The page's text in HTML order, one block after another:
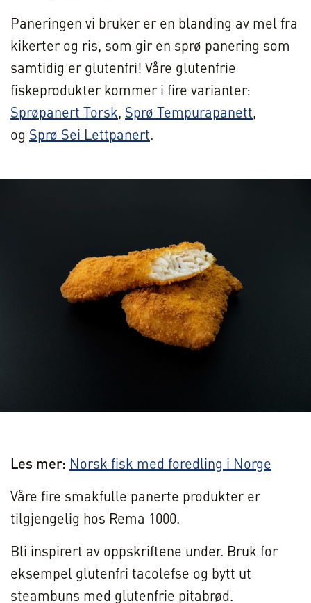
Paneringen vi bruker er en blanding av mel fra
kikerter og ris, som gir en sprø panering som
samtidig er glutenfri! Våre glutenfrie
fiskeprodukter kommer i fire varianter:
Sprøpanert Torsk, Sprø Tempurapanett,
og Sprø Sei Lettpanert.
Les mer: Norsk fisk med foredling i Norge
Våre fire smakfulle panerte produkter er
tilgjengelig hos Rema 1000.
Bli inspirert av oppskriftene under. Bruk for
eksempel glutenfri tacolefse og bytt ut
steambuns med glutenfrie pitabrød.